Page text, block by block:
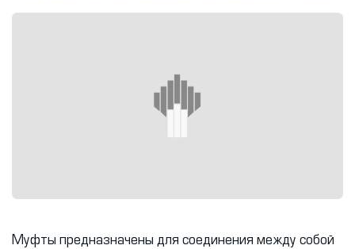
Муфты предназначены для соединения между собой